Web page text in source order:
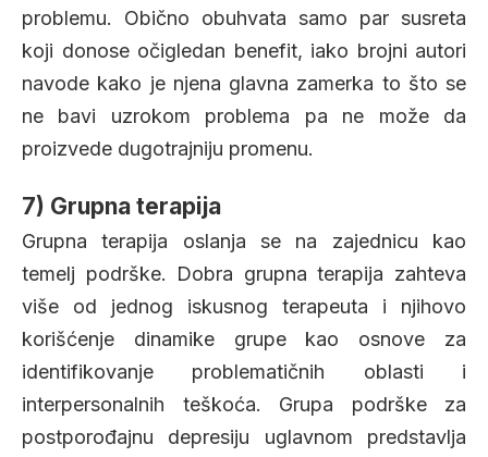
problemu. Obično obuhvata samo par susreta
koji donose očigledan benefit, iako brojni autori
navode kako je njena glavna zamerka to što se
ne bavi uzrokom problema pa ne može da
proizvede dugotrajniju promenu.
7) Grupna terapija
Grupna terapija oslanja se na zajednicu kao
temelj podrške. Dobra grupna terapija zahteva
više od jednog iskusnog terapeuta i njihovo
korišćenje dinamike grupe kao osnove za
identifikovanje problematičnih oblasti i
interpersonalnih teškoća. Grupa podrške za
postporođajnu depresiju uglavnom predstavlja